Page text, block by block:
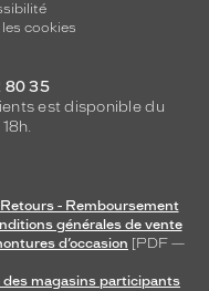
cookies
80 35
est disponible du
- Remboursement
générales de vente
d’occasion [PDF —
des magasins participants